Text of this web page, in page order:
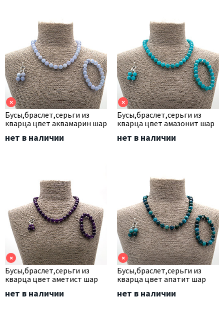
×
Бусы,браслет,серьги из
кварца цвет аквамарин шар
нет в наличии
×
Бусы,браслет,серьги из
кварца цвет амазонит шар
нет в наличии
×
Бусы,браслет,серьги из
кварца цвет аметист шар
нет в наличии
×
Бусы,браслет,серьги из
кварца цвет апатит шар
нет в наличии